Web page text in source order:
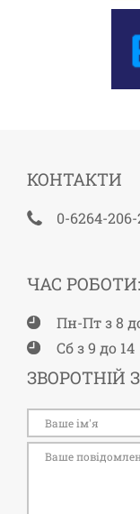
КОНТАКТИ
0-6264-206-
ЧАС РОБОТИ:
Пн-Пт з 8
Сб з 9 до 14
ЗВОРОТНІЙ